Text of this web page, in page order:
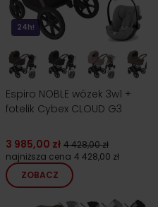
24h!
Espiro NOBLE wózek 3w1 +
fotelik Cybex CLOUD G3
3 985,00 zł 4 428,00 zł
najniższa cena 4 428,00 zł
ZOBACZ